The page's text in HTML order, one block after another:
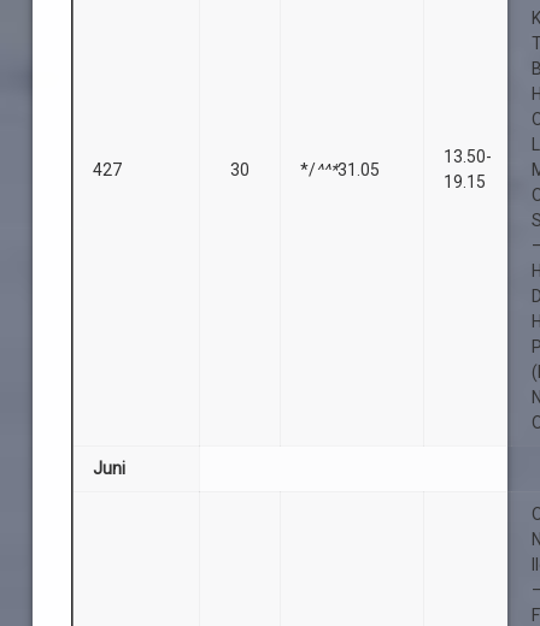
427 30 */^^*31.05
13.50-
19.15
Juni